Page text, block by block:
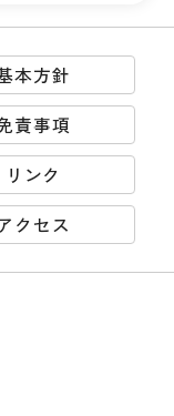
本方針
責事項
リンク
クセス